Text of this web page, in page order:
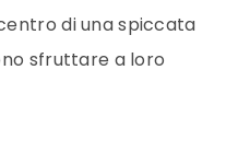
di una spiccata
sfruttare a loro